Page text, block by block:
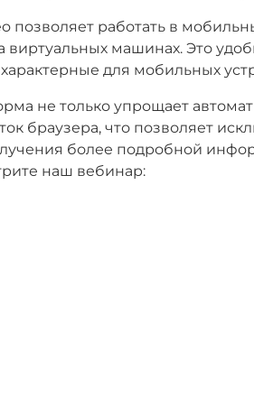
позволяет работать в
виртуальных машинах. Это
для мобильных
не только упрощает
браузера, что позволяет
более подробной
наш вебинар: